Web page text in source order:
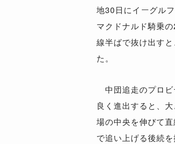
地30日にイーグル
マクドナルド騎乗
線半ばで抜け出す
た。
中団追走のプロビ
良く進出すると、
場の中央を伸びて
で追い上げる後続を